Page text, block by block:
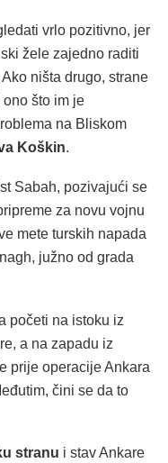
vrlo pozitivno, jer
žele zajedno raditi
ništa drugo, strane
što im je
na Bliskom
Koškin.
Sabah, pozivajući se
za novu vojnu
mete turskih napada
južno od grada
početi na istoku iz
a na zapadu iz
prije operacije Ankara
čini se da to
stranu i stav Ankare